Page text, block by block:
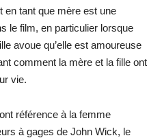
en tant que mère est une
le film, en particulier lorsque
avoue qu’elle est amoureuse
comment la mère et la fille ont
vie.
référence à la femme
à gages de John Wick, le